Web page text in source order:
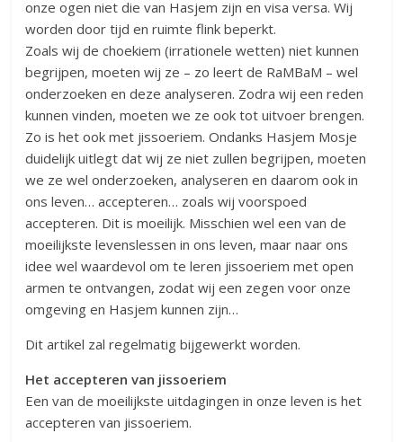
onze ogen niet die van Hasjem zijn en visa versa. Wij
worden door tijd en ruimte flink beperkt.
Zoals wij de choekiem (irrationele wetten) niet kunnen
begrijpen, moeten wij ze – zo leert de RaMBaM – wel
onderzoeken en deze analyseren. Zodra wij een reden
kunnen vinden, moeten we ze ook tot uitvoer brengen.
Zo is het ook met jissoeriem. Ondanks Hasjem Mosje
duidelijk uitlegt dat wij ze niet zullen begrijpen, moeten
we ze wel onderzoeken, analyseren en daarom ook in
ons leven… accepteren… zoals wij voorspoed
accepteren. Dit is moeilijk. Misschien wel een van de
moeilijkste levenslessen in ons leven, maar naar ons
idee wel waardevol om te leren jissoeriem met open
armen te ontvangen, zodat wij een zegen voor onze
omgeving en Hasjem kunnen zijn…
Dit artikel zal regelmatig bijgewerkt worden.
Het accepteren van jissoeriem
Een van de moeilijkste uitdagingen in onze leven is het
accepteren van jissoeriem.